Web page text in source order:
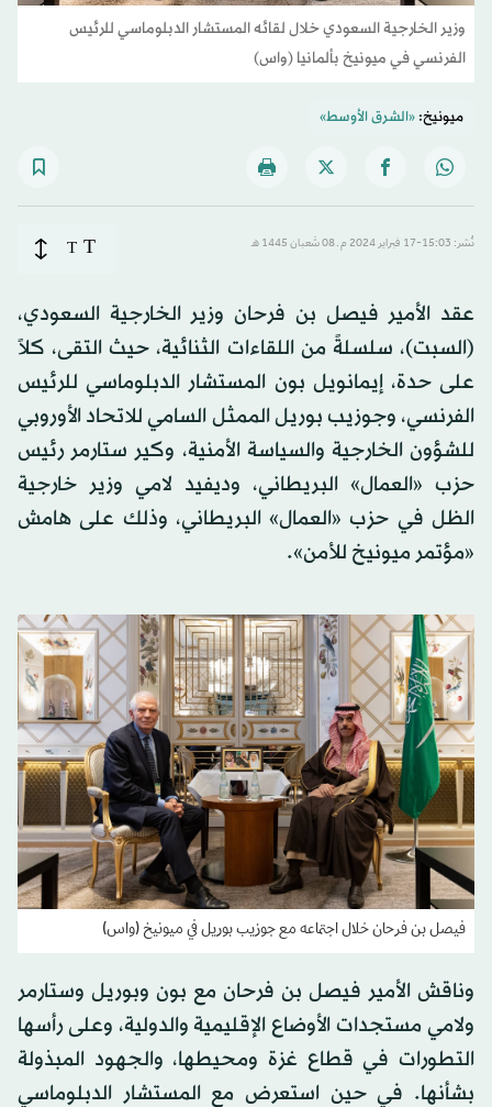
وزير الخارجية السعودي خلال لقائه المستشار الدبلوماسي للرئيس
الفرنسي في ميونيخ بألمانيا (واس)
ميونيخ:«الشرق الأوسط»
نُشر: 15:03-17 فبراير 2024 م ـ 08 شَعبان 1445 هـ T
T
عقد الأمير فيصل بن فرحان وزير الخارجية السعودي،
(السبت)، سلسلةً من اللقاءات الثنائية، حيث التقى، كلاً
على حدة، إيمانويل بون المستشار الدبلوماسي للرئيس
الفرنسي، وجوزيب بوريل الممثل السامي للاتحاد الأوروبي
للشؤون الخارجية والسياسة الأمنية، وكير ستارمر رئيس
حزب «العمال» البريطاني، وديفيد لامي وزير خارجية
الظل في حزب «العمال» البريطاني، وذلك على هامش
«مؤتمر ميونيخ للأمن».
فيصل بن فرحان خلال اجتماعه مع جوزيب بوريل في ميونيخ (واس)
وناقش الأمير فيصل بن فرحان مع بون وبوريل وستارمر
ولامي مستجدات الأوضاع الإقليمية والدولية، وعلى رأسها
التطورات في قطاع غزة ومحيطها، والجهود المبذولة
بشأنها. في حين استعرض مع المستشار الدبلوماسي